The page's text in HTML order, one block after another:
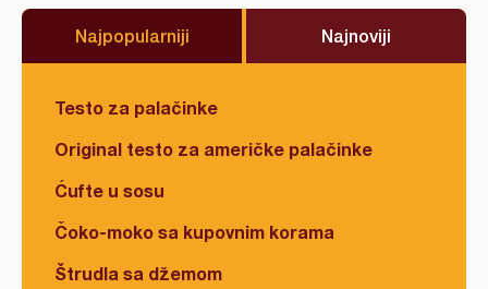
Najpopularniji Najnoviji
Testo za palačinke
Original testo za američke palačinke
Ćufte u sosu
Čoko-moko sa kupovnim korama
Štrudla sa džemom